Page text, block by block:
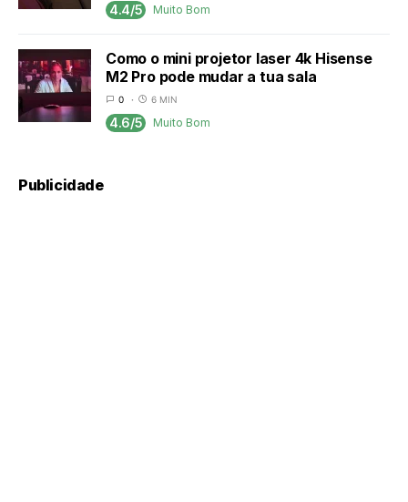
4.4/5 Muito Bom
Como o mini projetor laser 4k Hisense
M2 Pro pode mudar a tua sala
0 6 MIN
4.6/5 Muito Bom
Publicidade